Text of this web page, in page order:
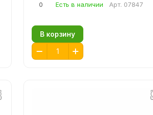
0 Есть в наличии Арт. 07847
В корзину